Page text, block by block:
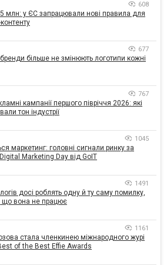
608
млн: у ЄС запрацювали нові правила для
677
більше не змінюють логотипи кожні
767
кампанії першого півріччя 2026: які
тон індустрії
1045
маркетинг: головні сигнали ринку за
Marketing Day від GoIT
1491
досі роблять одну й ту саму помилку,
що вона не працює
1161
стала членкинею міжнародного журі
of the Best Effie Awards